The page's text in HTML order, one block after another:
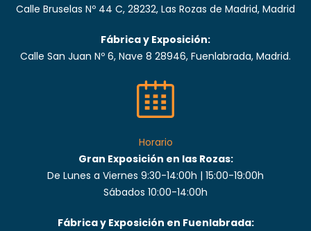
Calle Bruselas Nº 44 C, 28232, Las Rozas de Madrid, Madrid
Fábrica y Exposición:
Calle San Juan Nº 6, Nave 8 28946, Fuenlabrada, Madrid.
Horario
Gran Exposición en las Rozas:
De Lunes a Viernes 9:30-14:00h | 15:00-19:00h
Sábados 10:00-14:00h
Fábrica y Exposición en Fuenlabrada: